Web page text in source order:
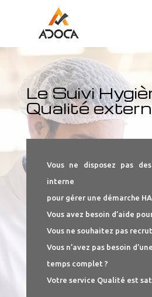
Le Suivi
Qualité
Vous ne disposez pas
interne
pour gérer une démarche
Vous avez besoin d’aide
Vous ne souhaitez pas
Vous n’avez pas besoin
temps complet ?
Votre service Qualité est